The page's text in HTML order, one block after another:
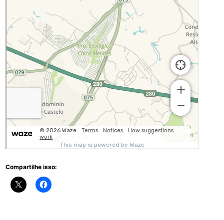
Compartilhe isso: